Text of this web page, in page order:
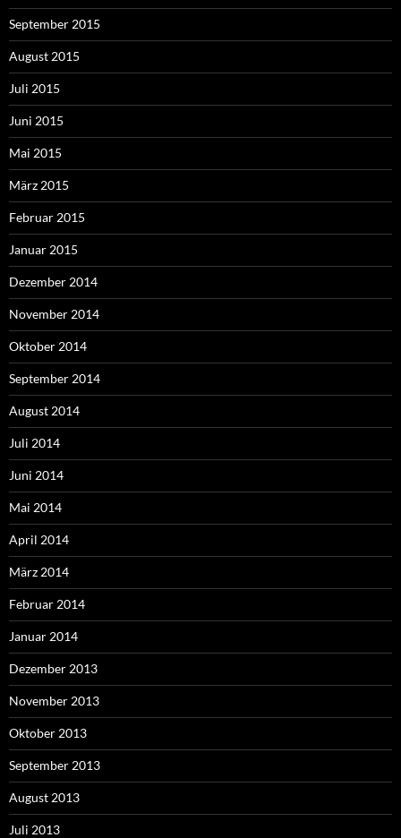
September 2015
August 2015
Juli 2015
Juni 2015
Mai 2015
März 2015
Februar 2015
Januar 2015
Dezember 2014
November 2014
Oktober 2014
September 2014
August 2014
Juli 2014
Juni 2014
Mai 2014
April 2014
März 2014
Februar 2014
Januar 2014
Dezember 2013
November 2013
Oktober 2013
September 2013
August 2013
Juli 2013